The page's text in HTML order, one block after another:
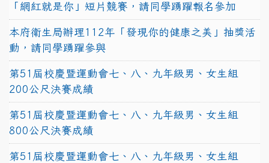
「網紅就是你」短片競賽，請同學踴躍報名參加
本府衛生局辦理112年「發現你的健康之美」抽獎活
動，請同學踴躍參與
第51屆校慶暨運動會七、八、九年級男、女生組
200公尺決賽成績
第51屆校慶暨運動會七、八、九年級男、女生組
800公尺決賽成績
第51屆校慶暨運動會七、八、九年級男、女生組